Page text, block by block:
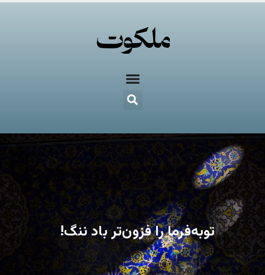
توبه‌فرما را فزون‌تر باد ننگ!